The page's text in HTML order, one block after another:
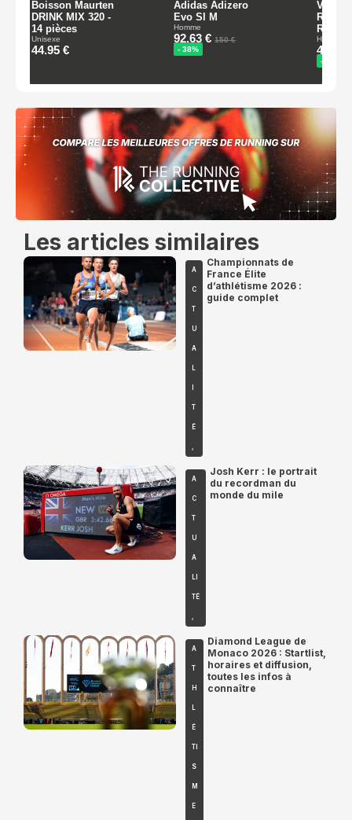
Les articles similaires
A
C
T
U
A
T
É
Championnats de
France Élite
d’athlétisme 2026 :
guide complet
A
C
T
U
A
TÉ
Josh Kerr : le portrait
du recordman du
monde du mile
A
T
H
É
TI
S
M
E
Diamond League de
Monaco 2026 : Startlist,
horaires et diffusion,
toutes les infos à
connaître